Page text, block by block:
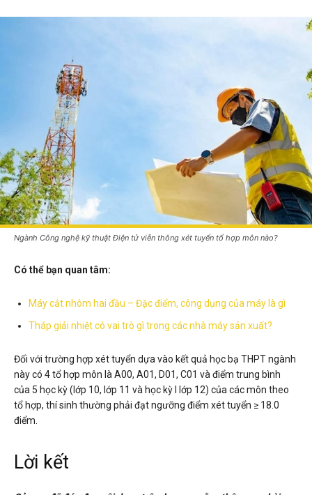
Ngành Công nghệ kỹ thuật Điện tử viễn thông xét tuyển tổ hợp môn nào?
Có thể bạn quan tâm:
Máy cắt nhôm hai đầu – Đặc điểm, công dụng của máy là gì
Tháp giải nhiệt có vai trò gì trong các nhà máy sản xuất?
Đối với trường hợp xét tuyển dựa vào kết quả học bạ THPT ngành
này có 4 tổ hợp môn là A00, A01, D01, C01 và điểm trung bình
của 5 học kỳ (lớp 10, lớp 11 và học kỳ I lớp 12) của các môn theo
tổ hợp, thí sinh thường phải đạt ngưỡng điểm xét tuyển ≥ 18.0
điểm.
Lời kết